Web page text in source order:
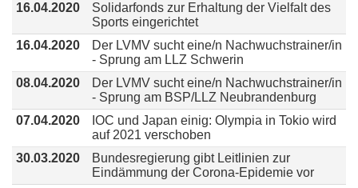
16.04.2020
Solidarfonds zur Erhaltung der Vielfalt des
Sports eingerichtet
16.04.2020
Der LVMV sucht eine/n Nachwuchstrainer/in
- Sprung am LLZ Schwerin
08.04.2020
Der LVMV sucht eine/n Nachwuchstrainer/in
- Sprung am BSP/LLZ Neubrandenburg
07.04.2020
IOC und Japan einig: Olympia in Tokio wird
auf 2021 verschoben
30.03.2020
Bundesregierung gibt Leitlinien zur
Eindämmung der Corona-Epidemie vor